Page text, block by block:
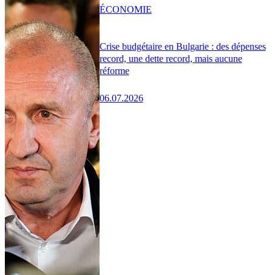
Crise budgétaire en Bulgarie : des dépenses
record, une dette record, mais aucune
réforme
06.07.2026
ÉCONOMIE